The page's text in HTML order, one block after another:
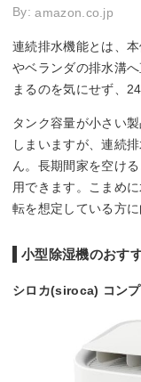
By:amazon.co.jp
連続排水機能とは、
やベランダの排水溝
まるのを気にせず、
タンク容量が小さい
しまいますが、連続
ん。長期間家を空け
用できます。こまめ
転を想定している方に
小型除湿機のおす
シロカ(siroca) コン